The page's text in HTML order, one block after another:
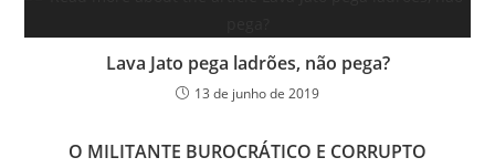
Lava Jato pega ladrões, não pega?
13 de junho de 2019
O MILITANTE BUROCRÁTICO E CORRUPTO